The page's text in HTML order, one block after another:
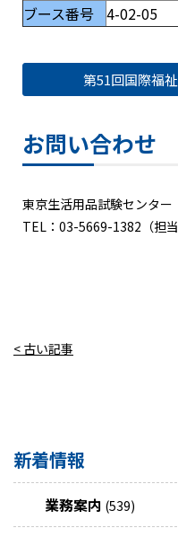
新着情報
業務案内 (539)
ブース番号 4-02-05
第51回国際福
お問い合わせ
東京生活用品試験センター
TEL：03-5669-1382（担当
< 古い記事